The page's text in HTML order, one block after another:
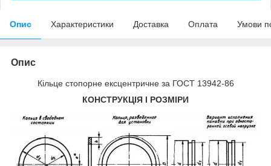
Опис Характеристики Доставка Оплата Умови
Опис
Кільце стопорне ексцентричне за ГОСТ 13942-86
КОНСТРУКЦІЯ І РОЗМІРИ